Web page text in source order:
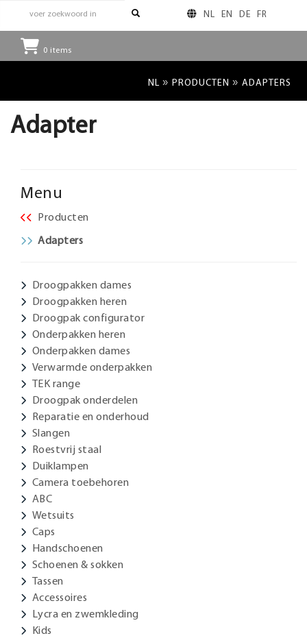
NL EN DE FR
0 items
NL » PRODUCTEN » ADAPTERS
Adapter
Menu
Producten
Adapters
Droogpakken dames
Droogpakken heren
Droogpak configurator
Onderpakken heren
Onderpakken dames
Verwarmde onderpakken
TEK range
Droogpak onderdelen
Reparatie en onderhoud
Slangen
Roestvrij staal
Duiklampen
Camera toebehoren
ABC
Wetsuits
Caps
Handschoenen
Schoenen & sokken
Tassen
Accessoires
Lycra en zwemkleding
Kids